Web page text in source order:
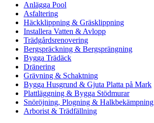
Anlägga Pool
Asfaltering
Häckklippning & Gräsklippning
Installera Vatten & Avlopp
Trädgårdsrenovering
Bergspräckning & Bergsprängning
Bygga Trädäck
Dränering
Grävning & Schaktning
Bygga Husgrund & Gjuta Platta på Mark
Plattläggning & Bygga Stödmurar
Snöröjning, Plogning & Halkbekämpning
Arborist & Trädfällning